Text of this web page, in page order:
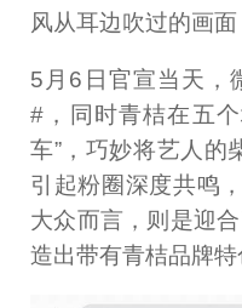
风从耳边吹过的画面
5月6日官宣当天，
#，同时青桔在五
车”，巧妙将艺人的
引起粉圈深度共鸣
大众而言，则是迎
造出带有青桔品牌特